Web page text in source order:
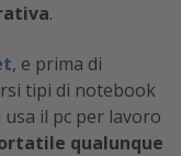
.
, e prima di
tipi di notebook
il pc per lavoro
qualunque